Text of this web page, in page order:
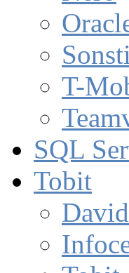
T-
SQL
Tobit